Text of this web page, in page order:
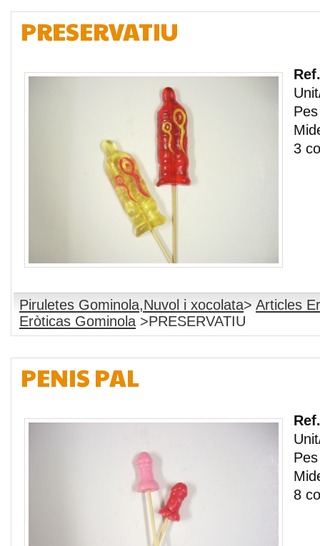
PRESERVATIU
3
Piruletes Gominola,Nuvol i xocolata> Articles
Eròticas Gominola >PRESERVATIU
PENIS PAL
8